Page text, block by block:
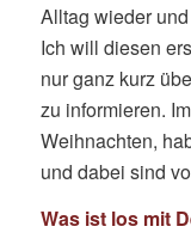
Alltag wieder
Ich will diesen
nur ganz kurz
zu informieren.
Weihnachten,
und dabei sind
Was ist los mit